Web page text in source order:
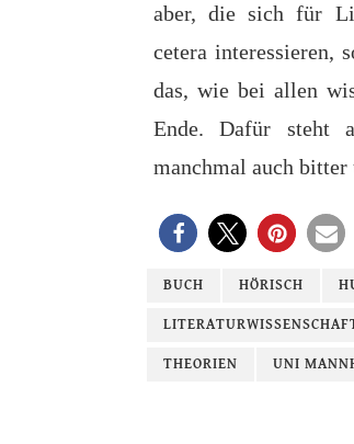
aber, die sich für
cetera interessieren,
das, wie bei allen
Ende. Dafür steht
manchmal auch
BUCH HÖRISCH
THEORIEN UNI